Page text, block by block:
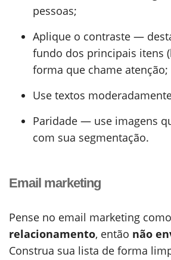
pessoas;
Aplique o contraste —
fundo dos principais itens
forma que chame atenção;
Use textos
Paridade — use imagens
com sua segmentação.
Email marketing
Pense no email marketing como
relacionamento, então não
Construa sua lista de forma